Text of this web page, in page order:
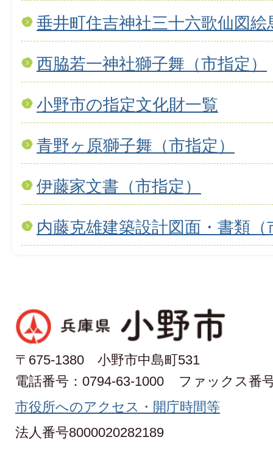
垂井町住吉神社三十六歌仙図絵
西脇若一神社獅子舞（市指定）
小野市の指定文化財一覧
青野ヶ原獅子舞（市指定）
伊藤家文書（市指定）
内藤克雄建築設計図面・書類（
〒675-1380 小野市中島町531
電話番号：0794-63-1000
ファックス番
市役所へのアクセス・開庁時間等
法人番号8000020282189